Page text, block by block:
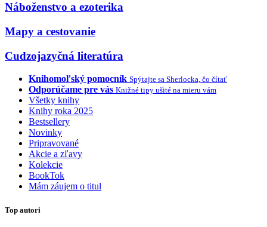
Náboženstvo a ezoterika
Mapy a cestovanie
Cudzojazyčná literatúra
Knihomoľský pomocník Spýtajte sa Sherlocka, čo čítať
Odporúčame pre vás Knižné tipy ušité na mieru vám
Všetky knihy
Knihy roka 2025
Bestsellery
Novinky
Pripravované
Akcie a zľavy
Kolekcie
BookTok
Mám záujem o titul
Top autori